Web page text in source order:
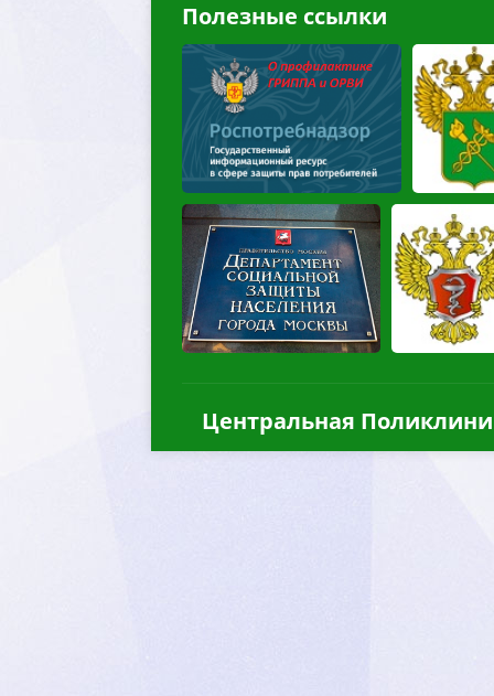
Полезные ссылки
Центральная